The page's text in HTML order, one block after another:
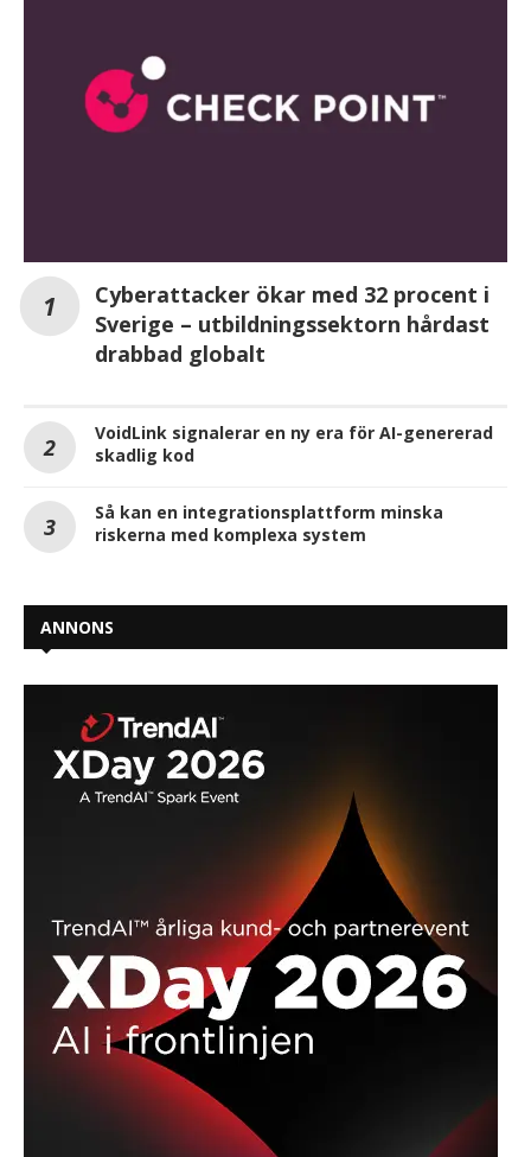
Cyberattacker ökar med 32 procent i
Sverige – utbildningssektorn hårdast
drabbad globalt
VoidLink signalerar en ny era för AI-genererad
skadlig kod
Så kan en integrationsplattform minska
riskerna med komplexa system
ANNONS